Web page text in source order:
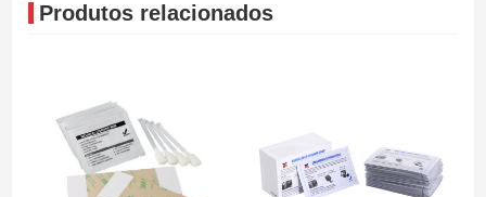
Produtos relacionados